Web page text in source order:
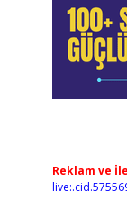
Reklam ve